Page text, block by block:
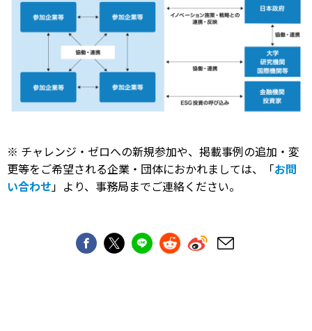
※ チャレンジ・ゼロへの新規参加や、掲載事例の追加・変
更等をご希望される企業・団体におかれましては、「お問
い合わせ 」より、事務局までご連絡ください。